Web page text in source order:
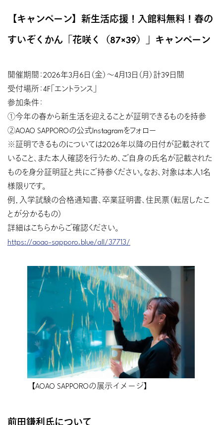
【キャンペーン】新生活応援！入館料無料！春の
すいぞくかん「花咲く（87×39）」キャンペーン
開催期間：2026年3月6日（金）〜4月13日（月）計39日間
受付場所：4F「エントランス」
参加条件：
①今年の春から新生活を迎えることが証明できるものを持参
②AOAO SAPPOROの公式Instagramをフォロー
※証明できるものについては2026年以降の日付が記載されて
いること、また本人確認を行うため、ご自身の氏名が記載された
ものを身分証明証と共にご持参ください。なお、対象は本人1名
様限りです。
例．入学試験の合格通知書、卒業証明書、住民票（転居したこ
とが分かるもの）
詳細はこちらからご確認ください。
https://aoao-sapporo.blue/all/37713/
【AOAO SAPPOROの展示イメージ】
前田鎌利氏について